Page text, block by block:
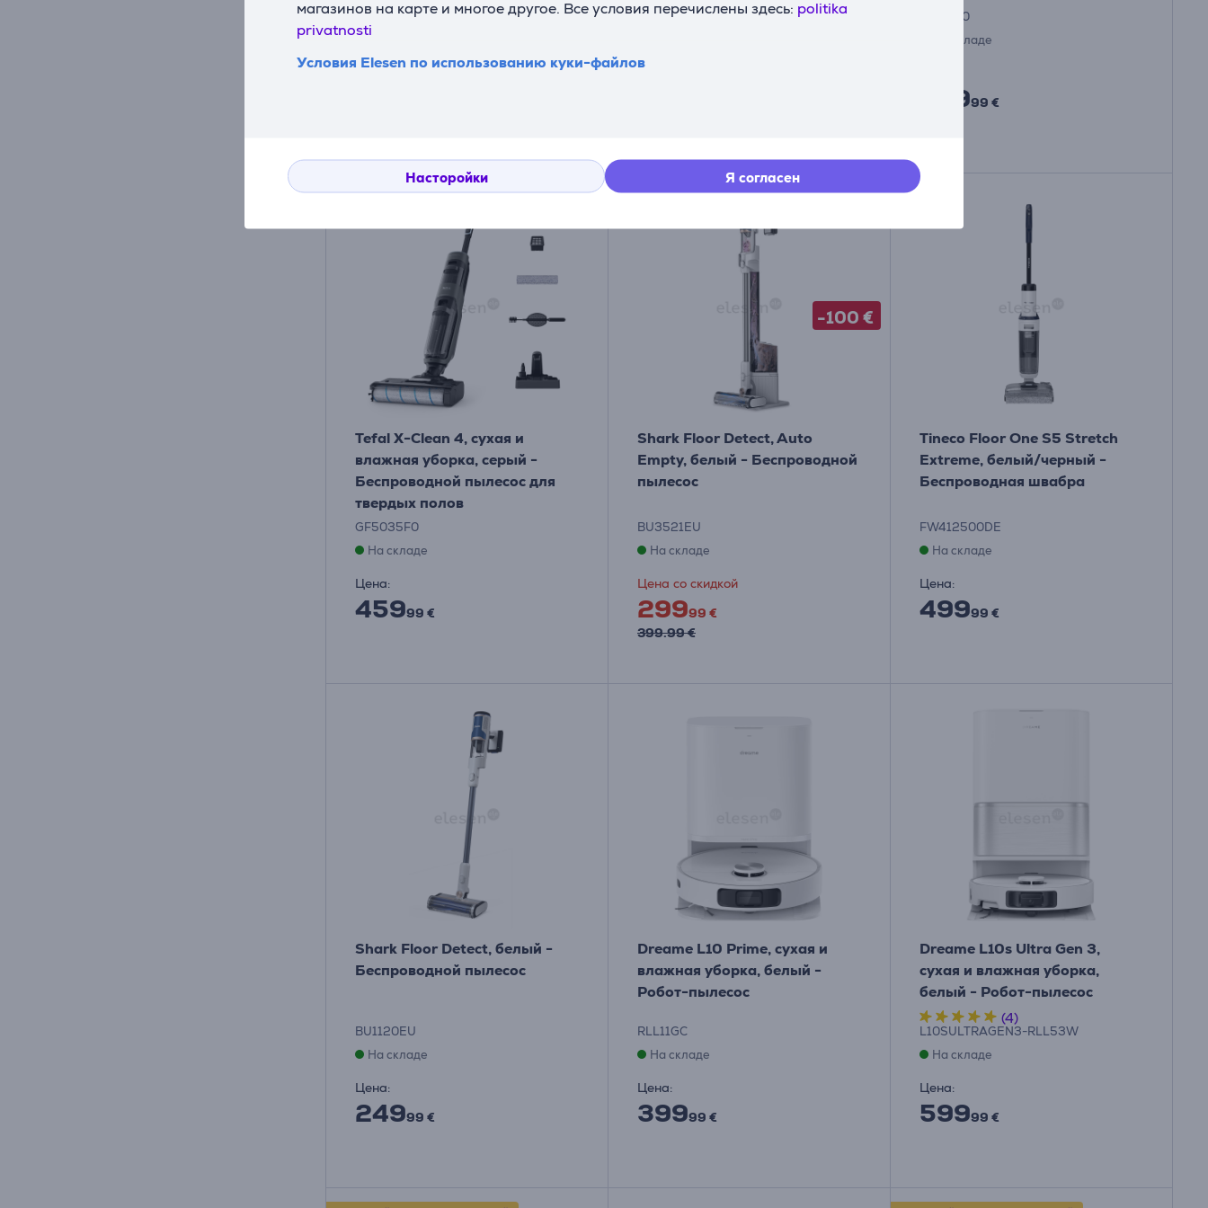
магазинов на карте и многое другое. Все условия перечислены здесь: politika
privatnosti
Условия Elesen по использованию куки-файлов
Насторойки Я согласен
WV200EU
На складе
Цена:
VR7MD96514G/GE
Цена:
TW7260
На складе
25999 €
Tefal X-Clean 4, сухая и
влажная уборка, серый -
Беспроводной пылесос для
твердых полов
GF5035F0
На складе
Цена:
45999 €
-100 €
Shark Floor Detect, Auto
Empty, белый - Беспроводной
пылесос
BU3521EU
На складе
Цена со скидкой
29999 €
399.99 €
Tineco Floor One S5 Stretch
Extreme, белый/черный -
Беспроводная швабра
FW412500DE
На складе
Цена:
49999 €
Shark Floor Detect, белый -
Беспроводной пылесос
BU1120EU
На складе
Цена:
24999 €
Dreame L10 Prime, сухая и
влажная уборка, белый -
Робот-пылесос
RLL11GC
На складе
Цена:
39999 €
Dreame L10s Ultra Gen 3,
сухая и влажная уборка,
белый - Робот-пылесос
(4)
L10SULTRAGEN3-RLL53W
На складе
Цена:
59999 €